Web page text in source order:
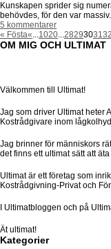
Kunskapen sprider sig
behövdes, för den var
5 kommentarer
« Fösta«...1020...2829303132
OM MIG OCH ULTIMAT
Välkommen till Ultimat!
Jag som driver Ultimat heter
Kostrådgivare inom
Jag brinner för människors
det finns ett ultimat sätt att
Ultimat är ett företag som
Kostrådgivning-Privat och
I Ultimatbloggen och på
Ät ultimat!
Kategorier